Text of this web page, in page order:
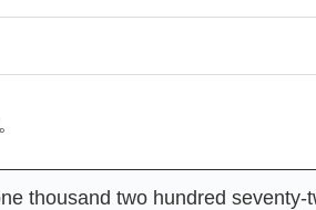
thousand two hundred seventy-